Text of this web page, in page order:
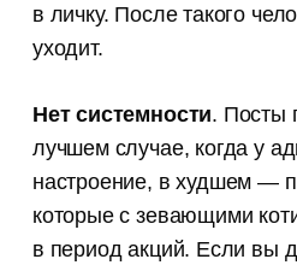
в личку. После такого
уходит.
Нет системности. Посты
лучшем случае, когда у
настроение, в худшем —
которые с зевающими
в период акций. Если вы